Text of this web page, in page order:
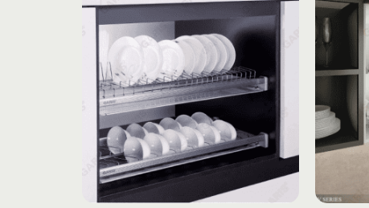
wishlist